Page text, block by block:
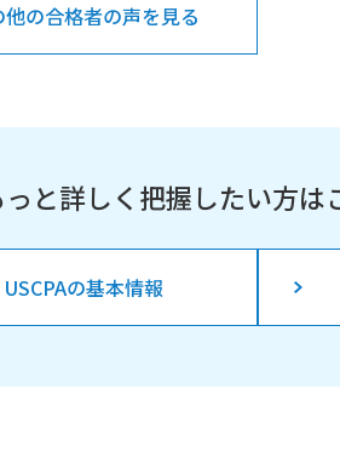
他の合格者の声を見る
っと詳しく把握したい方は
USCPAの基本情報